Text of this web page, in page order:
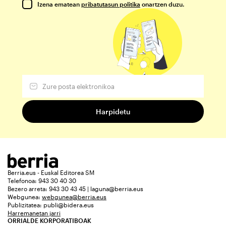
Izena ematean pribatutasun politika onartzen duzu.
Berria.eus - Euskal Editorea SM
Telefonoa: 943 30 40 30
Bezero arreta: 943 30 43 45 | laguna@berria.eus
Webgunea: webgunea@berria.eus
Publizitatea: publi@bidera.eus
Harremanetan jarri
ORRIALDE KORPORATIBOAK